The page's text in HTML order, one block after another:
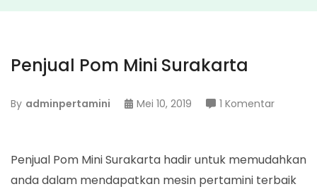
Penjual Pom Mini Surakarta
By adminpertamini Mei 10, 2019 1 Komentarpada
Mini
Penjual Pom Mini Surakarta hadir untuk memudahkan
anda dalam mendapatkan mesin pertamini terbaik